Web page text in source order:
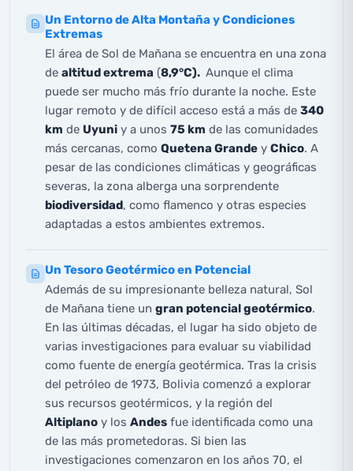
Un Entorno de Alta Montaña y Condiciones
Extremas
El área de Sol de Mañana se encuentra en una zona
de altitud extrema (8,9°C). Aunque el clima
puede ser mucho más frío durante la noche. Este
lugar remoto y de difícil acceso está a más de 340
km de Uyuni y a unos 75 km de las comunidades
más cercanas, como Quetena Grande y Chico. A
pesar de las condiciones climáticas y geográficas
severas, la zona alberga una sorprendente
biodiversidad, como flamenco y otras especies
adaptadas a estos ambientes extremos.
Un Tesoro Geotérmico en Potencial
Además de su impresionante belleza natural, Sol
de Mañana tiene un gran potencial geotérmico.
En las últimas décadas, el lugar ha sido objeto de
varias investigaciones para evaluar su viabilidad
como fuente de energía geotérmica. Tras la crisis
del petróleo de 1973, Bolivia comenzó a explorar
sus recursos geotérmicos, y la región del
Altiplano y los Andes fue identificada como una
de las más prometedoras. Si bien las
investigaciones comenzaron en los años 70, el